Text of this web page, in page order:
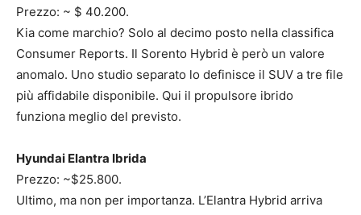
Prezzo: ~ $ 40.200.
Kia come marchio? Solo al decimo posto nella classifica
Consumer Reports. Il Sorento Hybrid è però un valore
anomalo. Uno studio separato lo definisce il SUV a tre file
più affidabile disponibile. Qui il propulsore ibrido
funziona meglio del previsto.
Hyundai Elantra Ibrida
Prezzo: ~$25.800.
Ultimo, ma non per importanza. L’Elantra Hybrid arriva